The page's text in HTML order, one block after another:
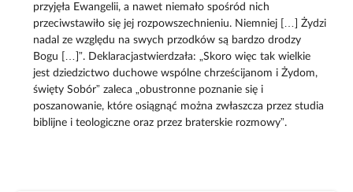
przyjęła Ewangelii, a nawet niemało spośród nich
przeciwstawiło się jej rozpowszechnieniu. Niemniej […] Żydzi
nadal ze względu na swych przodków są bardzo drodzy
Bogu […]”. Deklaracjastwierdzała: „Skoro więc tak wielkie
jest dziedzictwo duchowe wspólne chrześcijanom i Żydom,
święty Sobór” zaleca „obustronne poznanie się i
poszanowanie, które osiągnąć można zwłaszcza przez studia
biblijne i teologiczne oraz przez braterskie rozmowy”.